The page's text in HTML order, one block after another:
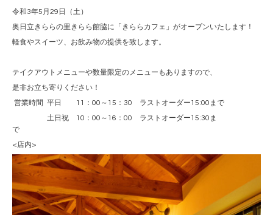
令和3年5月29日（土）
奥日立きららの里きらら館脇に「きららカフェ」がオープンいたします！
軽食やスイーツ、お飲み物の提供を致します。
テイクアウトメニューや数量限定のメニューもありますので、
是非お立ち寄りください！
営業時間 平日 11：00～15：30 ラストオーダー15:00まで
土日祝 10：00～16：00 ラストオーダー15:30ま
で
<店内>